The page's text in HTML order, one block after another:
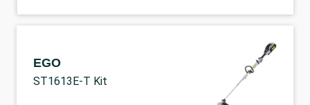
EGO
ST1613E-T Kit